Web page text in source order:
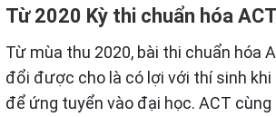
Từ 2020 Kỳ thi chuẩn hóa
Từ mùa thu 2020, bài thi chuẩn hóa
đổi được cho là có lợi với thí sinh
để ứng tuyển vào đại học. ACT cùng